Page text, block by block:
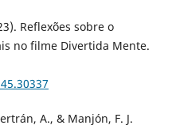
Reflexões sobre o
no filme Divertida Mente.
A., & Manjón, F. J.